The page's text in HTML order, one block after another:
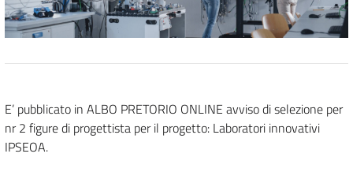
E’ pubblicato in ALBO PRETORIO ONLINE avviso di selezione per
nr 2 figure di progettista per il progetto: Laboratori innovativi
IPSEOA.